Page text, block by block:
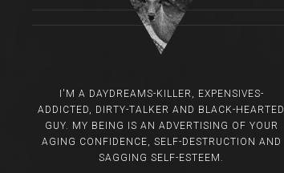
I'M A DAYDREAMS-KILLER, EXPENSIVES-
ADDICTED, DIRTY-TALKER AND BLACK-HEARTED
GUY. MY BEING IS AN ADVERTISING OF YOUR
AGING CONFIDENCE, SELF-DESTRUCTION AND
SAGGING SELF-ESTEEM.